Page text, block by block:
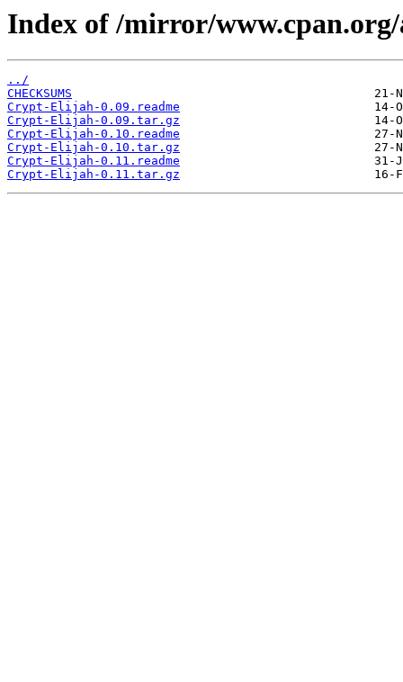
Index of /mirror/
../
CHECKSUMS
Crypt-Elijah-0.09.readme
Crypt-Elijah-0.09.tar.gz
Crypt-Elijah-0.10.readme
Crypt-Elijah-0.10.tar.gz
Crypt-Elijah-0.11.readme
Crypt-Elijah-0.11.tar.gz